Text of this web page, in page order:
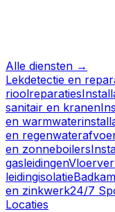
Alle diensten →
Lekdetectie en
rioolreparaties
sanitair en kranen
en
en
en zonneboilers
gasleidingen
leidingisolatie
en zinkwerk24/7
Locaties